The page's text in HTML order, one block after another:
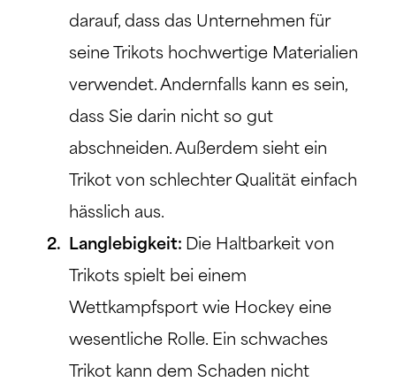
darauf, dass das Unternehmen für
seine Trikots hochwertige Materialien
verwendet. Andernfalls kann es sein,
dass Sie darin nicht so gut
abschneiden. Außerdem sieht ein
Trikot von schlechter Qualität einfach
hässlich aus.
Langlebigkeit: Die Haltbarkeit von
Trikots spielt bei einem
Wettkampfsport wie Hockey eine
wesentliche Rolle. Ein schwaches
Trikot kann dem Schaden nicht